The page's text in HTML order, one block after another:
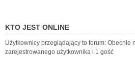
KTO JEST ONLINE
Użytkownicy przeglądający to forum: Obecnie
zarejestrowanego użytkownika i 1 gość